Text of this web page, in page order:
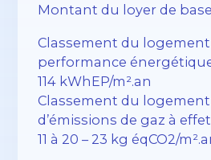
Montant du loyer de
Classement du
performance énergétique
114 kWhEP/m².an
Classement du
d’émissions de gaz à
11 à 20 – 23 kg éqCO2/